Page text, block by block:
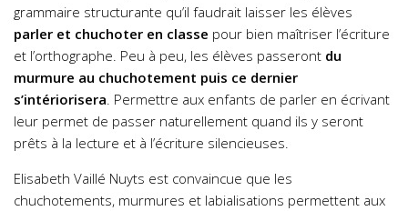
grammaire structurante qu’il faudrait laisser les élèves
parler et chuchoter en classe pour bien maîtriser l’écriture
et l’orthographe. Peu à peu, les élèves passeront du
murmure au chuchotement puis ce dernier
s’intériorisera. Permettre aux enfants de parler en écrivant
leur permet de passer naturellement quand ils y seront
prêts à la lecture et à l’écriture silencieuses.
Elisabeth Vaillé Nuyts est convaincue que les
chuchotements, murmures et labialisations permettent aux